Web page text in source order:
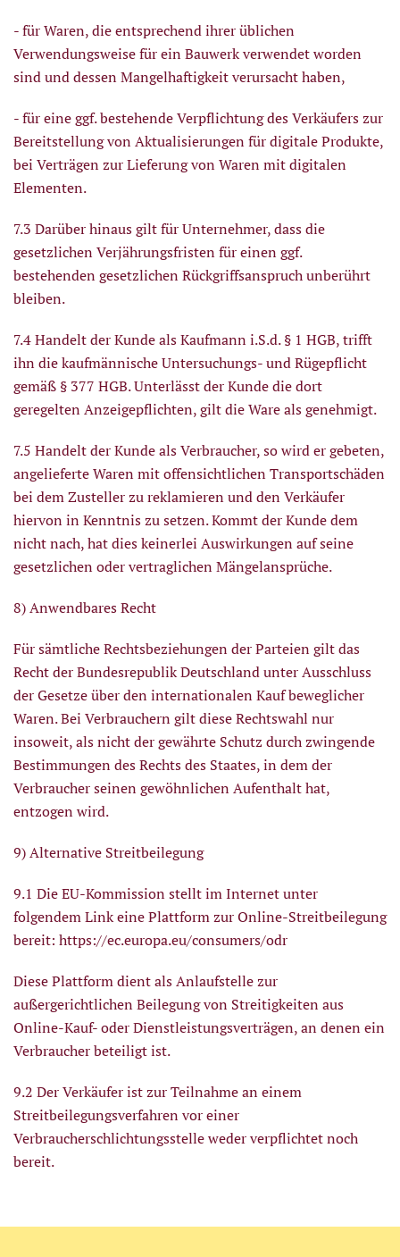
- für Waren, die entsprechend ihrer üblichen
Verwendungsweise für ein Bauwerk verwendet worden
sind und dessen Mangelhaftigkeit verursacht haben,
- für eine ggf. bestehende Verpflichtung des Verkäufers zur
Bereitstellung von Aktualisierungen für digitale Produkte,
bei Verträgen zur Lieferung von Waren mit digitalen
Elementen.
7.3 Darüber hinaus gilt für Unternehmer, dass die
gesetzlichen Verjährungsfristen für einen ggf.
bestehenden gesetzlichen Rückgriffsanspruch unberührt
bleiben.
7.4 Handelt der Kunde als Kaufmann i.S.d. § 1 HGB, trifft
ihn die kaufmännische Untersuchungs- und Rügepflicht
gemäß § 377 HGB. Unterlässt der Kunde die dort
geregelten Anzeigepflichten, gilt die Ware als genehmigt.
7.5 Handelt der Kunde als Verbraucher, so wird er gebeten,
angelieferte Waren mit offensichtlichen Transportschäden
bei dem Zusteller zu reklamieren und den Verkäufer
hiervon in Kenntnis zu setzen. Kommt der Kunde dem
nicht nach, hat dies keinerlei Auswirkungen auf seine
gesetzlichen oder vertraglichen Mängelansprüche.
8) Anwendbares Recht
Für sämtliche Rechtsbeziehungen der Parteien gilt das
Recht der Bundesrepublik Deutschland unter Ausschluss
der Gesetze über den internationalen Kauf beweglicher
Waren. Bei Verbrauchern gilt diese Rechtswahl nur
insoweit, als nicht der gewährte Schutz durch zwingende
Bestimmungen des Rechts des Staates, in dem der
Verbraucher seinen gewöhnlichen Aufenthalt hat,
entzogen wird.
9) Alternative Streitbeilegung
9.1 Die EU-Kommission stellt im Internet unter
folgendem Link eine Plattform zur Online-Streitbeilegung
bereit: https://ec.europa.eu/consumers/odr
Diese Plattform dient als Anlaufstelle zur
außergerichtlichen Beilegung von Streitigkeiten aus
Online-Kauf- oder Dienstleistungsverträgen, an denen ein
Verbraucher beteiligt ist.
9.2 Der Verkäufer ist zur Teilnahme an einem
Streitbeilegungsverfahren vor einer
Verbraucherschlichtungsstelle weder verpflichtet noch
bereit.